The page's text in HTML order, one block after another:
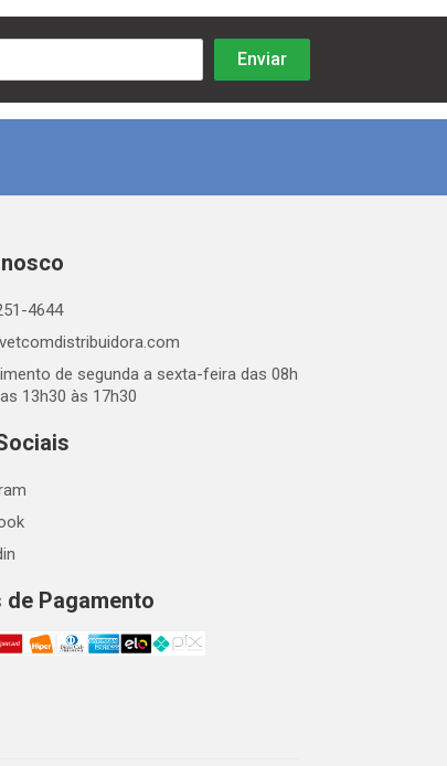
4644
de segunda a sexta-feira das 08h
13h30 às 17h30
de Pagamento